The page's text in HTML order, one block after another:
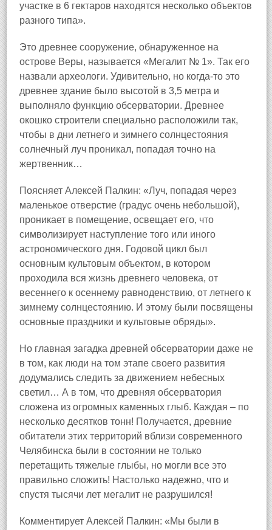
участке в 6 гектаров находятся несколько объектов
разного типа».
Это древнее сооружение, обнаруженное на
острове Веры, называется «Мегалит № 1». Так его
назвали археологи. Удивительно, но когда-то это
древнее здание было высотой в 3,5 метра и
выполняло функцию обсерватории. Древнее
окошко строители специально расположили так,
чтобы в дни летнего и зимнего солнцестояния
солнечный луч проникал, попадая точно на
жертвенник…
Поясняет Алексей Палкин: «Луч, попадая через
маленькое отверстие (градус очень небольшой),
проникает в помещение, освещает его, что
символизирует наступление того или иного
астрономического дня. Годовой цикл был
основным культовым объектом, в котором
проходила вся жизнь древнего человека, от
весеннего к осеннему равноденствию, от летнего к
зимнему солнцестоянию. И этому были посвящены
основные праздники и культовые обряды».
Но главная загадка древней обсерватории даже не
в том, как люди на том этапе своего развития
додумались следить за движением небесных
светил… А в том, что древняя обсерватория
сложена из огромных каменных глыб. Каждая – по
несколько десятков тонн! Получается, древние
обитатели этих территорий вблизи современного
Челябинска были в состоянии не только
перетащить тяжелые глыбы, но могли все это
правильно сложить! Настолько надежно, что и
спустя тысячи лет мегалит не разрушился!
Комментирует Алексей Палкин: «Мы были в